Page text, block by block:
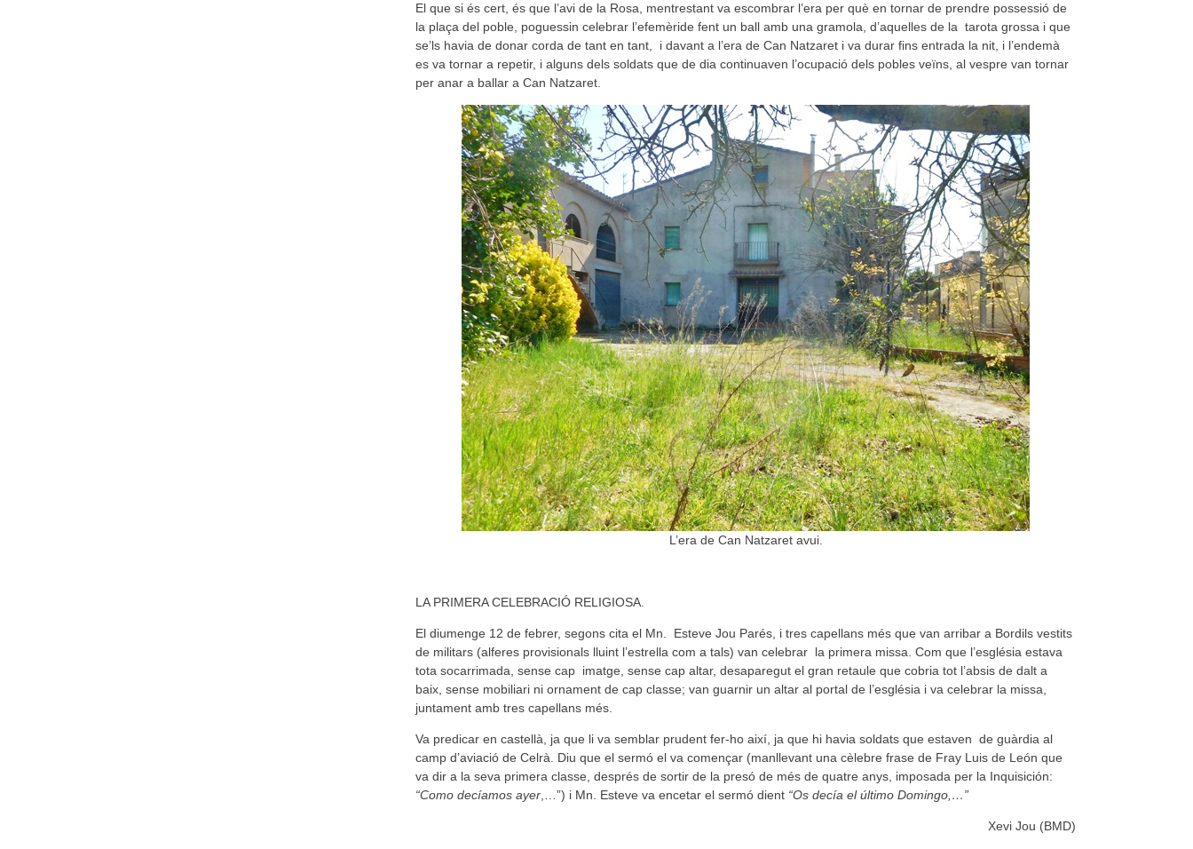
El que si és cert, és que l’avi de la Rosa, mentrestant va escombrar l’era per què en tornar de prendre possessió de
la plaça del poble, poguessin celebrar l’efemèride fent un ball amb una gramola, d’aquelles de la tarota grossa i que
se’ls havia de donar corda de tant en tant, i davant a l’era de Can Natzaret i va durar fins entrada la nit, i l’endemà
es va tornar a repetir, i alguns dels soldats que de dia continuaven l’ocupació dels pobles veïns, al vespre van tornar
per anar a ballar a Can Natzaret.
L’era de Can Natzaret avui.
LA PRIMERA CELEBRACIÓ RELIGIOSA.
El diumenge 12 de febrer, segons cita el Mn. Esteve Jou Parés, i tres capellans més que van arribar a Bordils vestits
de militars (alferes provisionals lluint l’estrella com a tals) van celebrar la primera missa. Com que l’església estava
tota socarrimada, sense cap imatge, sense cap altar, desaparegut el gran retaule que cobria tot l’absis de dalt a
baix, sense mobiliari ni ornament de cap classe; van guarnir un altar al portal de l’església i va celebrar la missa,
juntament amb tres capellans més.
Va predicar en castellà, ja que li va semblar prudent fer-ho així, ja que hi havia soldats que estaven de guàrdia al
camp d’aviació de Celrà. Diu que el sermó el va començar (manllevant una cèlebre frase de Fray Luis de León que
va dir a la seva primera classe, després de sortir de la presó de més de quatre anys, imposada per la Inquisición:
“Como decíamos ayer,…”) i Mn. Esteve va encetar el sermó dient “Os decía el último Domingo,…”
Xevi Jou (BMD)